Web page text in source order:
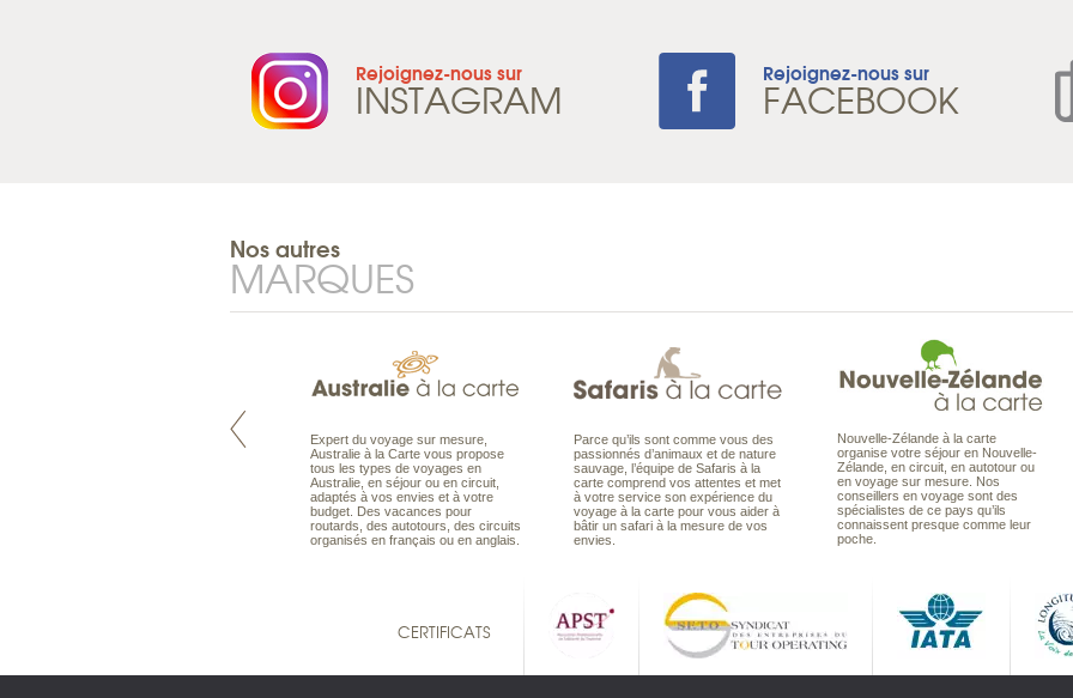
Rejoignez-nous sur
INSTAGRAM Rejoignez-nous sur
FACEBOOK
Nos autres
MARQUES
Pacifique à la carte est le spécialiste
Expert du voyage sur mesure,
Australie à la Carte vous propose
tous les types de voyages en
Australie, en séjour ou en circuit,
adaptés à vos envies et à votre
budget. Des vacances pour
routards, des autotours, des circuits
organisés en français ou en anglais.
Parce qu’ils sont comme vous des
passionnés d’animaux et de nature
sauvage, l’équipe de Safaris à la
carte comprend vos attentes et met
à votre service son expérience du
voyage à la carte pour vous aider à
bâtir un safari à la mesure de vos
envies.
Nouvelle-Zélande à la carte
organise votre séjour en Nouvelle-
Zélande, en circuit, en autotour ou
en voyage sur mesure. Nos
conseillers en voyage sont des
spécialistes de ce pays qu’ils
connaissent presque comme leur
poche.
CERTIFICATS